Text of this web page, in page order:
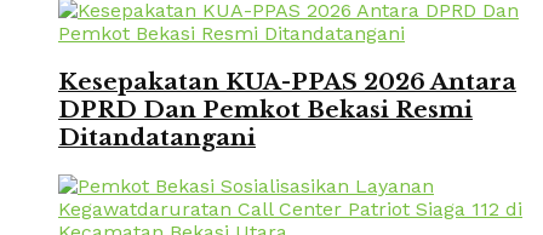
Kesepakatan KUA-PPAS 2026 Antara
DPRD Dan Pemkot Bekasi Resmi
Ditandatangani